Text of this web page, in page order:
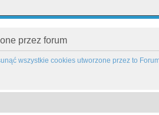
przez forum
wszystkie cookies utworzone przez to